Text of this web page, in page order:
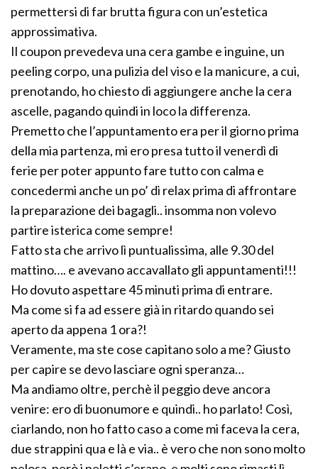
permettersi di far brutta figura con un’estetica
approssimativa.
Il coupon prevedeva una cera gambe e inguine, un
peeling corpo, una pulizia del viso e la manicure, a cui,
prenotando, ho chiesto di aggiungere anche la cera
ascelle, pagando quindi in loco la differenza.
Premetto che l’appuntamento era per il giorno prima
della mia partenza, mi ero presa tutto il venerdì di
ferie per poter appunto fare tutto con calma e
concedermi anche un po’ di relax prima di affrontare
la preparazione dei bagagli.. insomma non volevo
partire isterica come sempre!
Fatto sta che arrivo lì puntualissima, alle 9.30 del
mattino…. e avevano accavallato gli appuntamenti!!!
Ho dovuto aspettare 45 minuti prima di entrare.
Ma come si fa ad essere già in ritardo quando sei
aperto da appena 1 ora?!
Veramente, ma ste cose capitano solo a me? Giusto
per capire se devo lasciare ogni speranza…
Ma andiamo oltre, perchè il peggio deve ancora
venire: ero di buonumore e quindi.. ho parlato! Così,
ciarlando, non ho fatto caso a come mi faceva la cera,
due strappini qua e là e via.. è vero che non sono molto